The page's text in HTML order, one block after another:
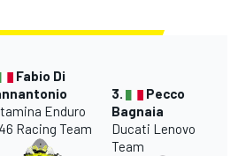
Fabio Di
Enduro
Racing Team
3.
Pecco
Bagnaia
Ducati Lenovo
Team